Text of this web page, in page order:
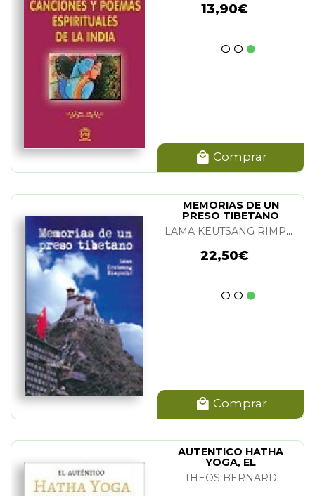
13,90€
Comprar
MEMORIAS DE UN
PRESO TIBETANO
LAMA KEUTSANG RIMPOCHE
22,50€
Comprar
AUTENTICO HATHA
YOGA, EL
THEOS BERNARD